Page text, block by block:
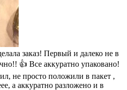
заказ! Первый и далеко не в
👍 Все аккуратно упаковано!
не просто положили в пакет ,
а аккуратно разложено и в